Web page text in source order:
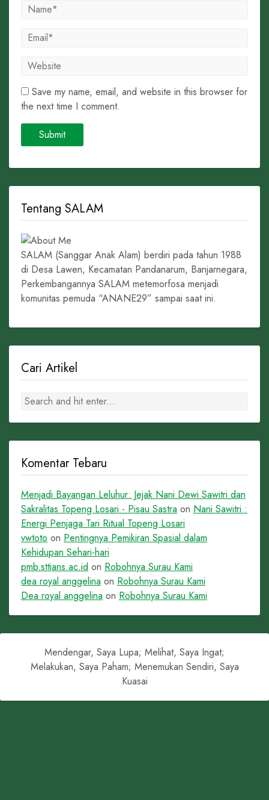
Save my name, email, and website in this browser for
the next time I comment.
Tentang SALAM
SALAM (Sanggar Anak Alam) berdiri pada tahun 1988
di Desa Lawen, Kecamatan Pandanarum, Banjarnegara,
Perkembangannya SALAM metemorfosa menjadi
komunitas pemuda “ANANE29” sampai saat ini.
Cari Artikel
Komentar Tebaru
Menjadi Bayangan Leluhur: Jejak Nani Dewi Sawitri dan
Sakralitas Topeng Losari - Pisau Sastra on Nani Sawitri :
Energi Penjaga Tari Ritual Topeng Losari
vwtoto on Pentingnya Pemikiran Spasial dalam
Kehidupan Sehari-hari
pmb.sttians.ac.id on Robohnya Surau Kami
dea royal anggelina on Robohnya Surau Kami
Dea royal anggelina on Robohnya Surau Kami
Mendengar, Saya Lupa; Melihat, Saya Ingat;
Melakukan, Saya Paham; Menemukan Sendiri, Saya
Kuasai